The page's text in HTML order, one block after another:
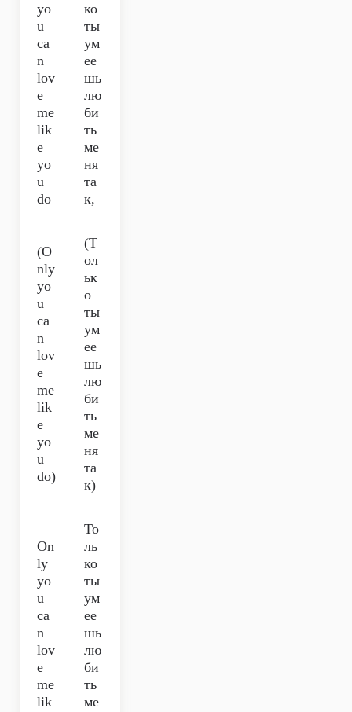
yo
u
ca
n
lov
e
me
lik
e
yo
u
do
ко
ты
ум
ее
шь
лю
би
ть
ме
ня
та
к,
(O
nly
yo
u
ca
n
lov
e
me
lik
e
yo
u
do)
(Т
ол
ьк
о
ты
ум
ее
шь
лю
би
ть
ме
ня
та
к)
On
ly
yo
u
ca
n
lov
e
me
lik
То
ль
ко
ты
ум
ее
шь
лю
би
ть
ме